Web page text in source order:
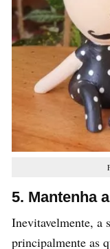
5. Mantenha
Inevitavelmente, a
principalmente as